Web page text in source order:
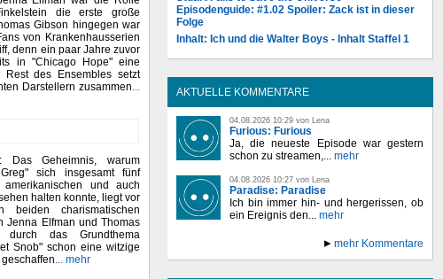
die erste große
Gibson hingegen war
von Krankenhausserien
denn ein paar Jahre zuvor
in "Chicago Hope" eine
Rest des Ensembles setzt
Darstellern zusammen...
Das Geheimnis, warum
sich insgesamt fünf
und auch
halten konnte, liegt vor
charismatischen
Jenna Elfman und Thomas
durch das Grundthema
Snob" schon eine witzige
... mehr
Episodenguide: #1.02 Spoiler: Zack ist in dieser
Folge
Inhalt: Ich und die Walter Boys - Inhalt Staffel 1
AKTUELLE KOMMENTARE
04.08.2026 10:29 von Lena
Furious: Furious
Ja, die neueste Episode war gestern
schon zu streamen,... mehr
04.08.2026 10:27 von Lena
Paradise: Paradise
Ich bin immer hin- und hergerissen, ob
ein Ereignis den... mehr
mehr Kommentare